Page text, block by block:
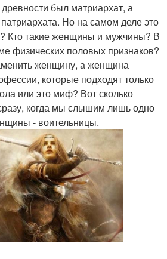
был матриархат, а
Но на самом деле это
Кто такие женщины и мужчины? В
физических половых признаков?
женщину, а женщина
которые подходят только
или это миф? Вот сколько
когда мы слышим лишь одно
- воительницы.